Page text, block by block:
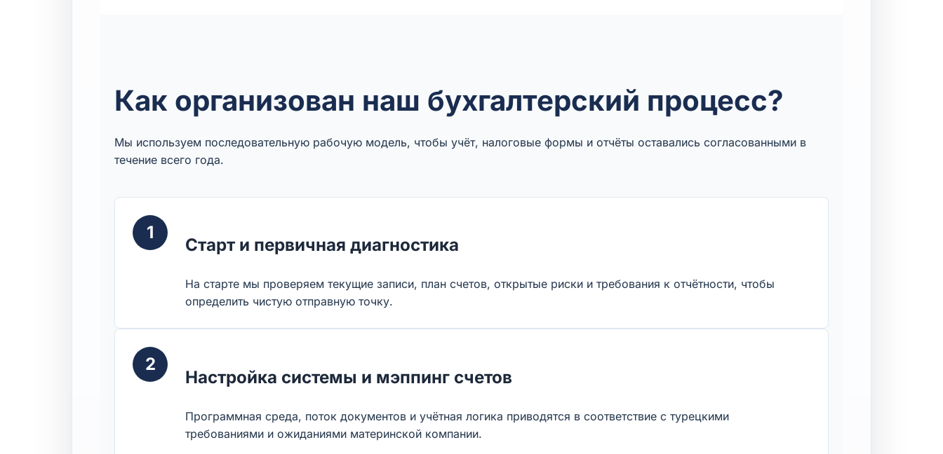
Как организован наш бухгалтерский процесс?
Мы используем последовательную рабочую модель, чтобы учёт, налоговые формы и отчёты оставались согласованными в
течение всего года.
1
Старт и первичная диагностика
На старте мы проверяем текущие записи, план счетов, открытые риски и требования к отчётности, чтобы
определить чистую отправную точку.
2
Настройка системы и мэппинг счетов
Программная среда, поток документов и учётная логика приводятся в соответствие с турецкими
требованиями и ожиданиями материнской компании.